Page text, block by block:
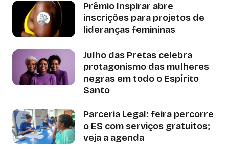
Prêmio Inspirar abre
inscrições para projetos de
lideranças femininas
Julho das Pretas celebra
protagonismo das mulheres
negras em todo o Espírito
Santo
Parceria Legal: feira percorre
o ES com serviços gratuitos;
veja a agenda